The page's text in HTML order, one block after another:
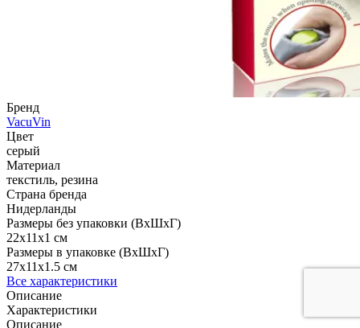
Бренд
VacuVin
Цвет
серый
Материал
текстиль, резина
Страна бренда
Нидерланды
Размеры без упаковки (ВхШхГ)
22x11x1 см
Размеры в упаковке (ВхШхГ)
27x11x1.5 см
Все характеристики
Описание
Характеристики
Описание